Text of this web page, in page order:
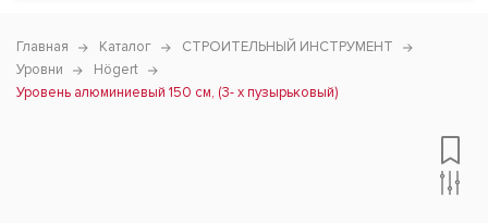
Главная Каталог
СТРОИТЕЛЬНЫЙ ИНСТРУМЕНТ
Уровни
Högert
Уровень алюминиевый 150 см, (3- х пузырьковый)